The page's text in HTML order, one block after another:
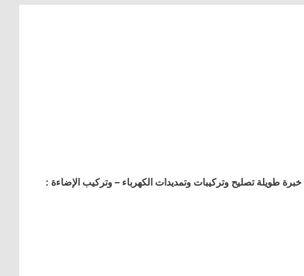
طويلة تصليح وتركيبات وتمديدات الكهرباء – وتركيب الإضاءة :